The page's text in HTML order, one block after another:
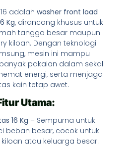
adalah washer front load
Kg, dirancang khusus untuk
tangga besar maupun
kiloan. Dengan teknologi
mesin ini mampu
pakaian dalam sekali
energi, serta menjaga
kain tetap awet.
Utama:
16 Kg – Sempurna untuk
beban besar, cocok untuk
atau keluarga besar.